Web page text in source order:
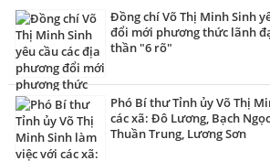
Đồng chí Võ Thị Minh Sinh
đổi mới phương thức lãnh
thần "6 rõ"
Phó Bí thư Tỉnh ủy Võ Thị
các xã: Đô Lương, Bạch
Thuần Trung, Lương Sơn